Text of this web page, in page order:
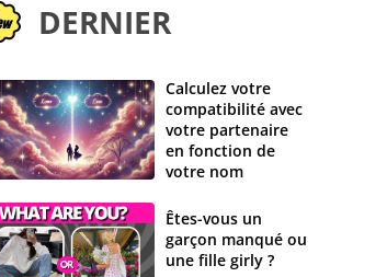
DERNIER
Calculez votre
compatibilité avec
votre partenaire
en fonction de
votre nom
Êtes-vous un
garçon manqué ou
une fille girly ?